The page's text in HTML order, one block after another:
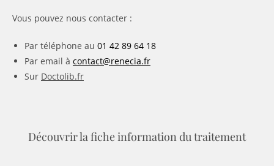
Vous pouvez nous contacter :
Par téléphone au 01 42 89 64 18
Par email à contact@renecia.fr
Sur Doctolib.fr
Découvrir la fiche information du traitement